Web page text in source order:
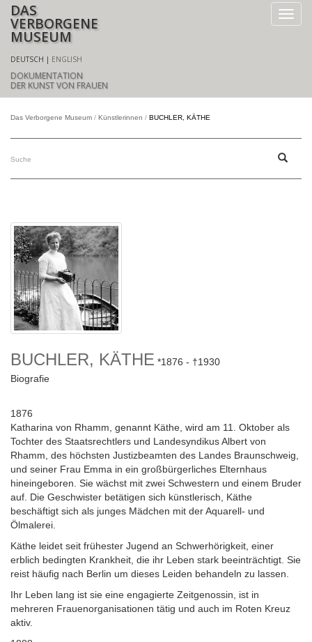
DAS
VERBORGENE
MUSEUM
DEUTSCH ENGLISH
DOKUMENTATION
DER KUNST VON FRAUEN
Das Verborgene Museum Künstlerinnen BUCHLER, KÄTHE
BUCHLER, KÄTHE 1876
1930
Biografie
1876
Katharina von Rhamm, genannt Käthe, wird am 11. Oktober als
Tochter des Staatsrechtlers und Landesyndikus Albert von
Rhamm, des höchsten Justizbeamten des Landes Braunschweig,
und seiner Frau Emma in ein großbürgerliches Elternhaus
hineingeboren. Sie wächst mit zwei Schwestern und einem Bruder
auf. Die Geschwister betätigen sich künstlerisch, Käthe
beschäftigt sich als junges Mädchen mit der Aquarell- und
Ölmalerei.
Käthe leidet seit frühester Jugend an Schwerhörigkeit, einer
erblich bedingten Krankheit, die ihr Leben stark beeinträchtigt. Sie
reist häufig nach Berlin um dieses Leiden behandeln zu lassen.
Ihr Leben lang ist sie eine engagierte Zeitgenossin, ist in
mehreren Frauenorganisationen tätig und auch im Roten Kreuz
aktiv.